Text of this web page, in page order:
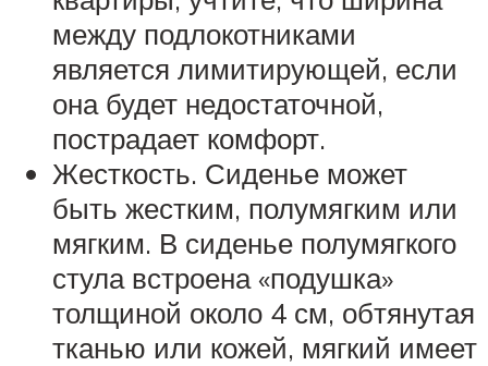
между подлокотниками
является лимитирующей, если
она будет недостаточной,
пострадает комфорт.
Жесткость. Сиденье может
быть жестким, полумягким или
мягким. В сиденье полумягкого
стула встроена «подушка»
толщиной около 4 см, обтянутая
тканью или кожей, мягкий имеет